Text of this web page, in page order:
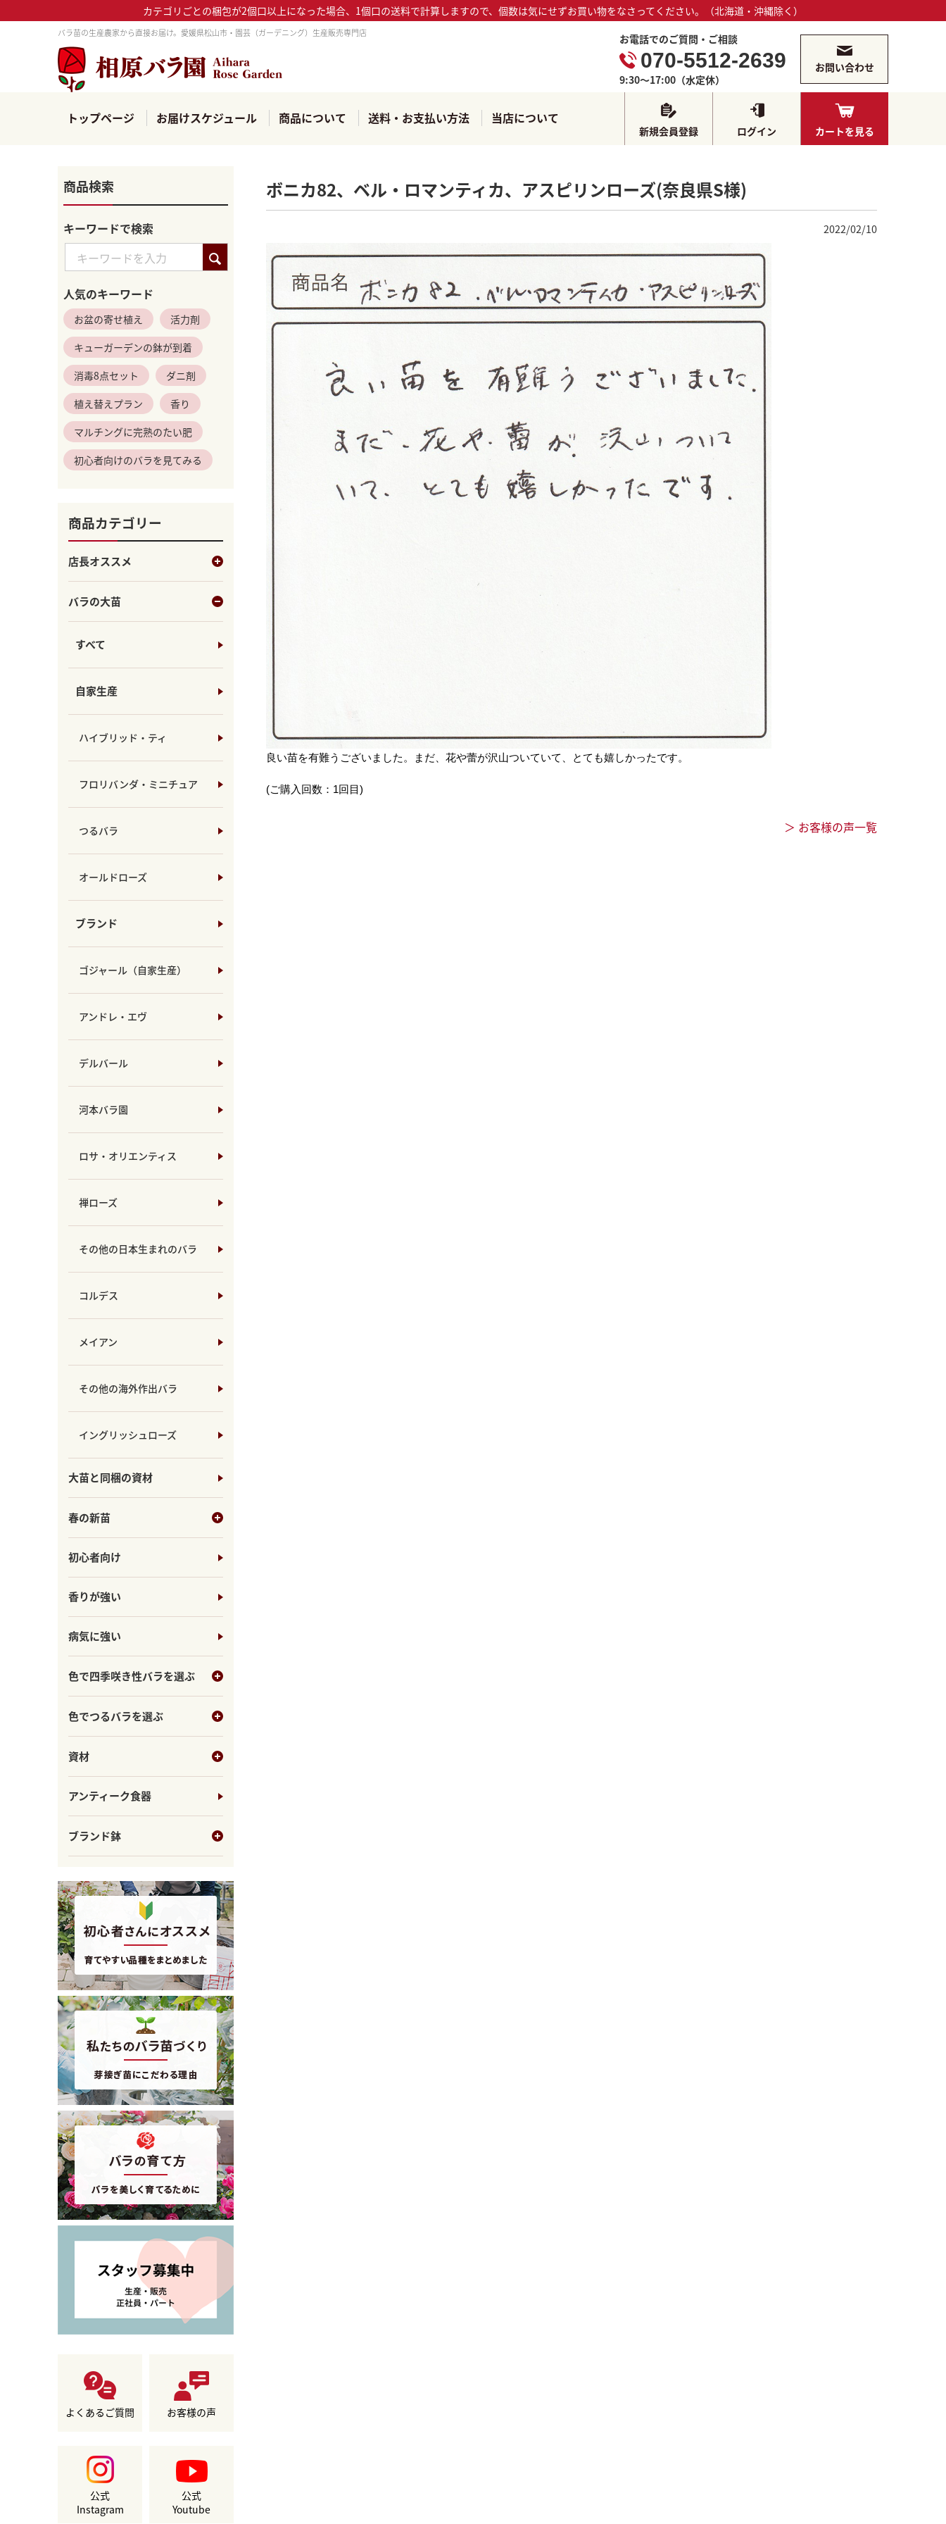
カテゴリごとの梱包が2個口以上になった場合、1個口の送料で計算しますので、個数は気にせずお買い物をなさってください。（北海道・沖縄除く）
バラ苗の生産農家から直接お届け。愛媛県松山市・園芸（ガーデニング）生産販売専門店 お電話でのご質問・ご相談
070-5512-2639
9:30～17:00（水定休）
お問い合わせ
トップページ お届けスケジュール 商品について 送料・お支払い方法 当店について
新規会員登録 ログイン カートを見る
商品検索
キーワードで検索
人気のキーワード
お盆の寄せ植え
活力剤
キューガーデンの鉢が到着
消毒8点セット
ダニ剤
植え替えプラン
香り
マルチングに完熟のたい肥
初心者向けのバラを見てみる
商品カテゴリー
店長オススメ
バラの大苗
すべて
自家生産
ハイブリッド・ティ
フロリバンダ・ミニチュア
つるバラ
オールドローズ
ブランド
ゴジャール（自家生産）
アンドレ・エヴ
デルバール
河本バラ園
ロサ・オリエンティス
禅ローズ
その他の日本生まれのバラ
コルデス
メイアン
その他の海外作出バラ
イングリッシュローズ
大苗と同梱の資材
春の新苗
初心者向け
香りが強い
病気に強い
色で四季咲き性バラを選ぶ
色でつるバラを選ぶ
資材
アンティーク食器
ブランド鉢
よくあるご質問 お客様の声
公式
Instagram
公式
Youtube
ボニカ82、ベル・ロマンティカ、アスピリンローズ(奈良県S様)
2022/02/10
良い苗を有難うございました。まだ、花や蕾が沢山ついていて、とても嬉しかったです。
(ご購入回数：1回目)
＞ お客様の声一覧